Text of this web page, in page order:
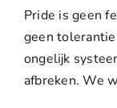
Pride is geen
geen
ongelijk
afbreken. We